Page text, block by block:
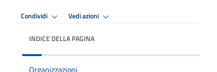
Condividi Vedi azioni
INDICE DELLA PAGINA
Organizzazioni